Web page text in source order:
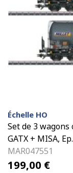
Échelle HO
Set de 3
GATX + MISA,
MAR047551
199,00 €